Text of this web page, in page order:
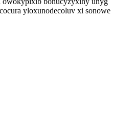
yloxunodecoluv xi sonowe